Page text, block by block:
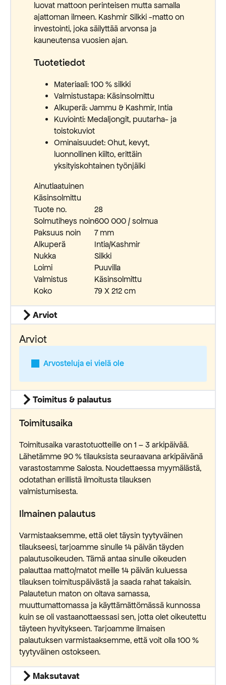
luovat mattoon perinteisen mutta samalla
ajattoman ilmeen. Kashmir Silkki -matto on
investointi, joka säilyttää arvonsa ja
kauneutensa vuosien ajan.
Tuotetiedot
Materiaali: 100 % silkki
Valmistustapa: Käsinsolmittu
Alkuperä: Jammu & Kashmir, Intia
Kuviointi: Medaljongit, puutarha- ja
toistokuviot
Ominaisuudet: Ohut, kevyt,
luonnollinen kiilto, erittäin
yksityiskohtainen työnjälki
Ainutlaatuinen
Käsinsolmittu
Tuote no.
28
Solmutiheys noin600 000 / solmua
Paksuus noin
7 mm
Alkuperä
Intia/Kashmir
Nukka
Silkki
Loimi
Puuvilla
Valmistus
Käsinsolmittu
Koko
79 X 212 cm
Arviot
Arviot
Arvosteluja ei vielä ole
Toimitus & palautus
Toimitusaika
Toimitusaika varastotuotteille on 1 – 3 arkipäivää.
Lähetämme 90 % tilauksista seuraavana arkipäivänä
varastostamme Salosta. Noudettaessa myymälästä,
odotathan erillistä ilmoitusta tilauksen
valmistumisesta.
Ilmainen palautus
Varmistaaksemme, että olet täysin tyytyväinen
tilaukseesi, tarjoamme sinulle 14 päivän täyden
palautusoikeuden. Tämä antaa sinulle oikeuden
palauttaa matto/matot meille 14 päivän kuluessa
tilauksen toimituspäivästä ja saada rahat takaisin.
Palautetun maton on oltava samassa,
muuttumattomassa ja käyttämättömässä kunnossa
kuin se oli vastaanottaessasi sen, jotta olet oikeutettu
täyteen hyvitykseen. Tarjoamme ilmaisen
palautuksen varmistaaksemme, että voit olla 100 %
tyytyväinen ostokseen.
Maksutavat